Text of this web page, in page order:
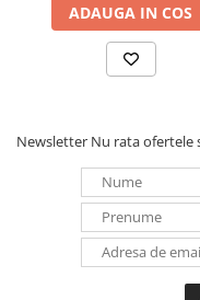
PDUs unitati de
energiei electrice
Cabinete baterii
Drumetii / Camping
Accesorii
Frigidere portabile
Panouri portabile
ADAUGA IN COS
Newsletter Nu rata ofertele